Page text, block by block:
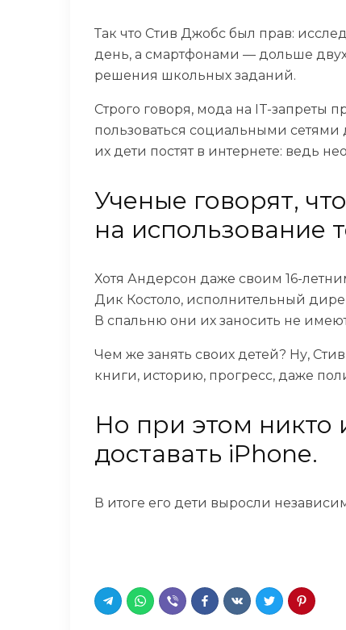
Так что Стив Джобс был прав:
день, а смартфонами — дольше двух
решения школьных заданий.
Строго говоря, мода на IT-запреты
пользоваться социальными сетями
их дети постят в интернете: ведь
Ученые говорят,
на использование
Хотя Андерсон даже своим 16-
Дик Костоло, исполнительный
В спальню они их заносить не
Чем же занять своих детей? Ну,
книги, историю, прогресс, даже
Но при этом никто
доставать iPhone.
В итоге его дети выросли